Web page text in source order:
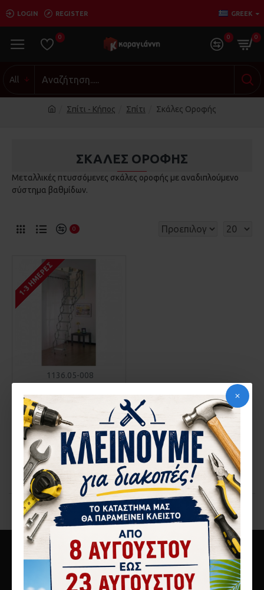
LOGIN REGISTER GREEK
0 0 0
All
Σπίτι - Κήπος Σπίτι Σκάλες Οροφής
ΣΚΆΛΕΣ ΟΡΟΦΉΣ
Μεταλλικές πτυσσόμενες σκάλες οροφής με αναδιπλούμενο
σύστημα βαθμίδων.
0
1-3 ΗΜΈΡΕΣ
1136.05-008
ΣΚΑΛΑ ΟΡΟΦΗΣ TSIALOS
571,95€
ΚΑΛΆΘΙ
Αγορά
You have reached the end of the list.